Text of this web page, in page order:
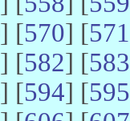
] [570] [571
] [582] [583
] [594] [595